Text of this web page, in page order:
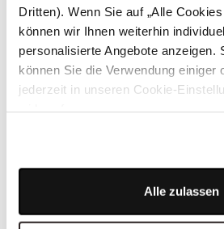
Dritten). Wenn Sie auf „Alle
können wir Ihnen weiterhin
personalisierte Angebote anzeigen.
können Sie die Verwendung einiger
jederzeit in unseren Cookie-
Alle zulassen